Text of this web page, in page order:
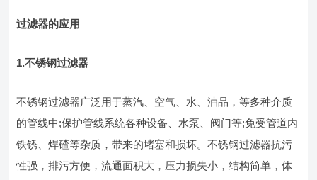
过滤器的应用
1.不锈钢过滤器
不锈钢过滤器广泛用于蒸汽、空气、水、油品，等多种介质
的管线中;保护管线系统各种设备、水泵、阀门等;免受管道内
铁锈、焊碴等杂质，带来的堵塞和损坏。不锈钢过滤器抗污
性强，排污方便，流通面积大，压力损失小，结构简单，体